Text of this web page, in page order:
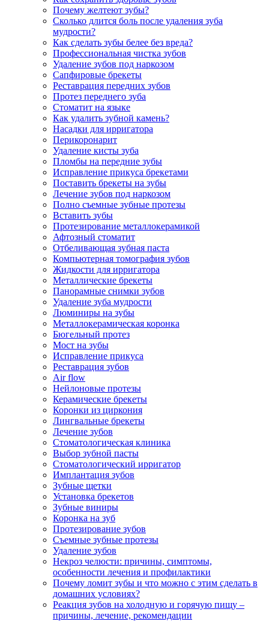
Почему желтеют зубы?
Сколько длится боль после удаления зуба
мудрости?
Как сделать зубы белее без вреда?
Профессиональная чистка зубов
Удаление зубов под наркозом
Сапфировые брекеты
Реставрация передних зубов
Протез переднего зуба
Стоматит на языке
Как удалить зубной камень?
Насадки для ирригатора
Перикоронарит
Удаление кисты зуба
Пломбы на передние зубы
Исправление прикуса брекетами
Поставить брекеты на зубы
Лечение зубов под наркозом
Полно съемные зубные протезы
Вставить зубы
Протезирование металлокерамикой
Афтозный стоматит
Отбеливающая зубная паста
Компьютерная томография зубов
Жидкости для ирригатора
Металлические брекеты
Панорамные снимки зубов
Удаление зуба мудрости
Люминиры на зубы
Металлокерамическая коронка
Бюгельный протез
Мост на зубы
Исправление прикуса
Реставрация зубов
Air flow
Нейлоновые протезы
Керамические брекеты
Коронки из циркония
Лингвальные брекеты
Лечение зубов
Стоматологическая клиника
Выбор зубной пасты
Стоматологический ирригатор
Имплантация зубов
Зубные щетки
Установка брекетов
Зубные виниры
Коронка на зуб
Протезирование зубов
Съемные зубные протезы
Удаление зубов
Некроз челюсти: причины, симптомы,
особенности лечения и профилактики
Почему ломит зубы и что можно с этим сделать в
домашних условиях?
Реакция зубов на холодную и горячую пищу –
причины, лечение, рекомендации